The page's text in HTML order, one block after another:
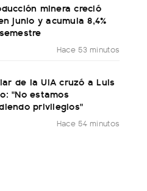
minera creció
junio y acumula 8,4%
Hace 53 minutos
de la UIA cruzó a Luis
"No estamos
privilegios"
Hace 54 minutos